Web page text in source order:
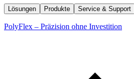
Lösungen Produkte Service & Support
PolyFlex – Präzision ohne Investition